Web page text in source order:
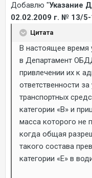
Добавлю "Указание
02.02.2009 г. № 13/5-
Цитата
В настоящее время
в Департамент
привлечении их к
ответственности
транспортных
категории «В» и
масса которого не
когда общая
такого состава
категории «Е» в